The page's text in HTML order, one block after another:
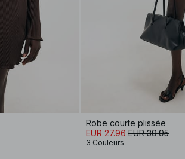
Robe courte plissée
EUR 27.96 EUR 39.95
3 Couleurs